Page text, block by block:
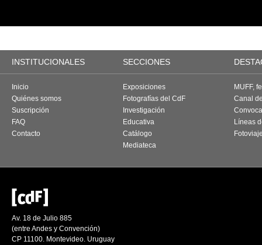
INSTITUCIONALES SECCIONES
Inicio
Quiénes somos
Suscripción
FAQ
Contacto
Exposiciones
Fotografías del CdF
Investigación
Educativa
Catálogo
Mediateca
MUFF,
Canal
Líneas
Av. 18 de Julio 885
(entre Andes y Convención)
CP 11100. Montevideo. Uruguay